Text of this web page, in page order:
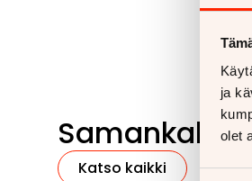
ja
olet
Katso kaikki